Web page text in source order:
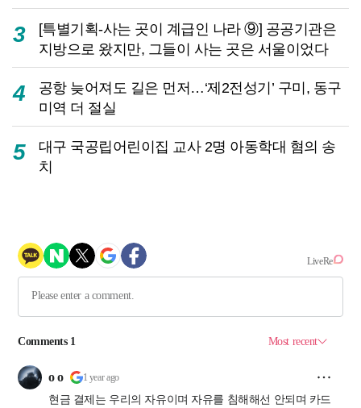
3
[특별기획-사는 곳이 계급인 나라 ⑨] 공공기관은
지방으로 왔지만, 그들이 사는 곳은 서울이었다
4
공항 늦어져도 길은 먼저…‘제2전성기’ 구미, 동구
미역 더 절실
5
대구 국공립어린이집 교사 2명 아동학대 혐의 송
치